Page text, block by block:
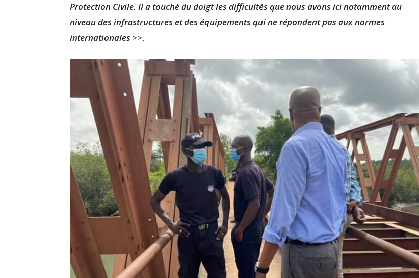
Protection Civile. Il a touché du doigt les difficultés que nous avons ici notamment au
niveau des infrastructures et des équipements qui ne répondent pas aux normes
internationales >>.